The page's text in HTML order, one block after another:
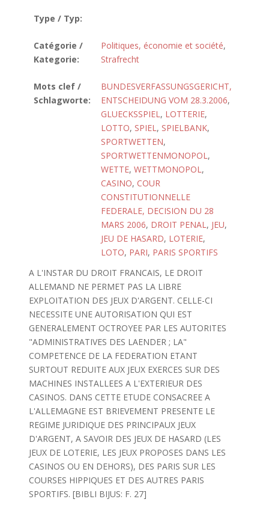
Type / Typ:
Catégorie /
Kategorie:
Politiques, économie et société,
Strafrecht
Mots clef /
Schlagworte:
BUNDESVERFASSUNGSGERICHT,
ENTSCHEIDUNG VOM 28.3.2006,
GLUECKSSPIEL, LOTTERIE,
LOTTO, SPIEL, SPIELBANK,
SPORTWETTEN,
SPORTWETTENMONOPOL,
WETTE, WETTMONOPOL,
CASINO, COUR
CONSTITUTIONNELLE
FEDERALE, DECISION DU 28
MARS 2006, DROIT PENAL, JEU,
JEU DE HASARD, LOTERIE,
LOTO, PARI, PARIS SPORTIFS
A L'INSTAR DU DROIT FRANCAIS, LE DROIT
ALLEMAND NE PERMET PAS LA LIBRE
EXPLOITATION DES JEUX D'ARGENT. CELLE-CI
NECESSITE UNE AUTORISATION QUI EST
GENERALEMENT OCTROYEE PAR LES AUTORITES
"ADMINISTRATIVES DES LAENDER ; LA"
COMPETENCE DE LA FEDERATION ETANT
SURTOUT REDUITE AUX JEUX EXERCES SUR DES
MACHINES INSTALLEES A L'EXTERIEUR DES
CASINOS. DANS CETTE ETUDE CONSACREE A
L'ALLEMAGNE EST BRIEVEMENT PRESENTE LE
REGIME JURIDIQUE DES PRINCIPAUX JEUX
D'ARGENT, A SAVOIR DES JEUX DE HASARD (LES
JEUX DE LOTERIE, LES JEUX PROPOSES DANS LES
CASINOS OU EN DEHORS), DES PARIS SUR LES
COURSES HIPPIQUES ET DES AUTRES PARIS
SPORTIFS. [BIBLI BIJUS: F. 27]